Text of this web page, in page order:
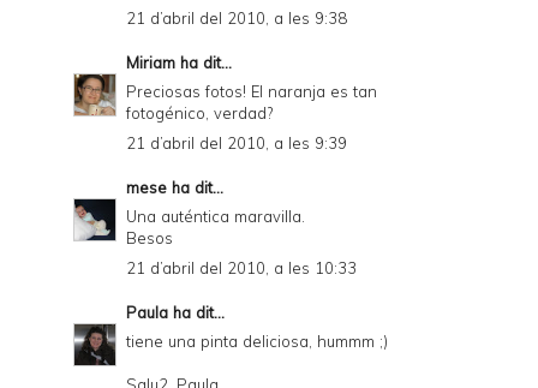
21 d’abril del 2010, a les 9:38
Miriam ha dit...
Preciosas fotos! El naranja es tan
fotogénico, verdad?
21 d’abril del 2010, a les 9:39
mese ha dit...
Una auténtica maravilla.
Besos
21 d’abril del 2010, a les 10:33
Paula ha dit...
tiene una pinta deliciosa, hummm ;)